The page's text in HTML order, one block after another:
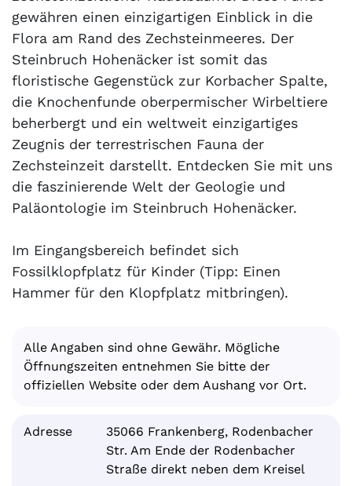
gewähren einen einzigartigen Einblick in die
Flora am Rand des Zechsteinmeeres. Der
Steinbruch Hohenäcker ist somit das
floristische Gegenstück zur Korbacher Spalte,
die Knochenfunde oberpermischer Wirbeltiere
beherbergt und ein weltweit einzigartiges
Zeugnis der terrestrischen Fauna der
Zechsteinzeit darstellt. Entdecken Sie mit uns
die faszinierende Welt der Geologie und
Paläontologie im Steinbruch Hohenäcker.
Im Eingangsbereich befindet sich
Fossilklopfplatz für Kinder (Tipp: Einen
Hammer für den Klopfplatz mitbringen).
Alle Angaben sind ohne Gewähr. Mögliche
Öffnungszeiten entnehmen Sie bitte der
offiziellen Website oder dem Aushang vor Ort.
Adresse
35066 Frankenberg, Rodenbacher
Str. Am Ende der Rodenbacher
Straße direkt neben dem Kreisel